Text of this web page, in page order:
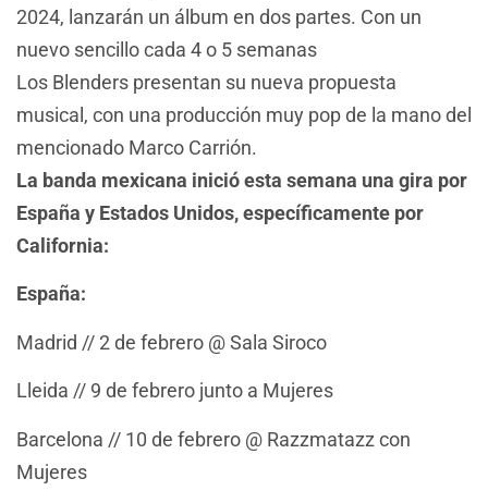
2024, lanzarán un álbum en dos partes. Con un
nuevo sencillo cada 4 o 5 semanas
Los Blenders presentan su nueva propuesta
musical, con una producción muy pop de la mano del
mencionado Marco Carrión.
La banda mexicana inició esta semana una gira por
España y Estados Unidos, específicamente por
California:
España:
Madrid // 2 de febrero @ Sala Siroco
Lleida // 9 de febrero junto a Mujeres
Barcelona // 10 de febrero @ Razzmatazz con
Mujeres